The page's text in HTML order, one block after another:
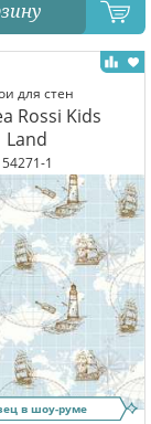
для стен
Rossi Kids
Land
54271-1
в шоу-руме